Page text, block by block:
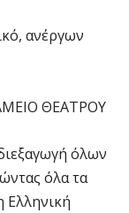
ανέργων
ΘΕΑΤΡΟΥ
όλων
όλα τα
Ελληνική